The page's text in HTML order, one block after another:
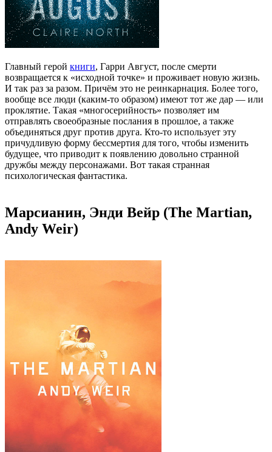
Главный герой книги, Гарри Август, после смерти
возвращается к «исходной точке» и проживает новую жизнь.
И так раз за разом. Причём это не реинкарнация. Более того,
вообще все люди (каким-то образом) имеют тот же дар — или
проклятие. Такая «многосерийность» позволяет им
отправлять своеобразные послания в прошлое, а также
объединяться друг против друга. Кто-то использует эту
причудливую форму бессмертия для того, чтобы изменить
будущее, что приводит к появлению довольно странной
дружбы между персонажами. Вот такая странная
психологическая фантастика.
Марсианин, Энди Вейр (The Martian,
Andy Weir)